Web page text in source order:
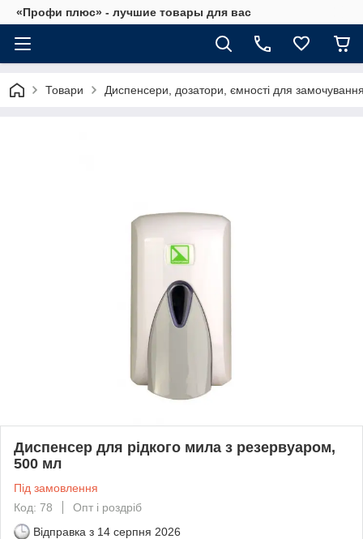
«Профи плюс» - лучшие товары для вас
Товари Диспенсери, дозатори, ємності для
Диспенсер для рідкого мила з резервуаром,
500 мл
Під замовлення
Код: 78
Опт і роздріб
Відправка з 14 серпня 2026